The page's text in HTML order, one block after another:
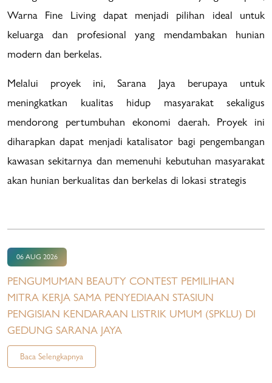
Warna Fine Living dapat menjadi pilihan ideal untuk
keluarga dan profesional yang mendambakan hunian
modern dan berkelas.
Melalui proyek ini, Sarana Jaya berupaya untuk
meningkatkan kualitas hidup masyarakat sekaligus
mendorong pertumbuhan ekonomi daerah. Proyek ini
diharapkan dapat menjadi katalisator bagi pengembangan
kawasan sekitarnya dan memenuhi kebutuhan masyarakat
akan hunian berkualitas dan berkelas di lokasi strategis
06 AUG 2026
PENGUMUMAN BEAUTY CONTEST PEMILIHAN
MITRA KERJA SAMA PENYEDIAAN STASIUN
PENGISIAN KENDARAAN LISTRIK UMUM (SPKLU) DI
GEDUNG SARANA JAYA
Baca Selengkapnya